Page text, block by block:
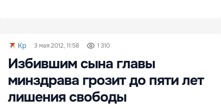
Kp 3 мая 2012, 11:58 1 310
Избившим сына главы
минздрава грозит до пяти лет
лишения свободы